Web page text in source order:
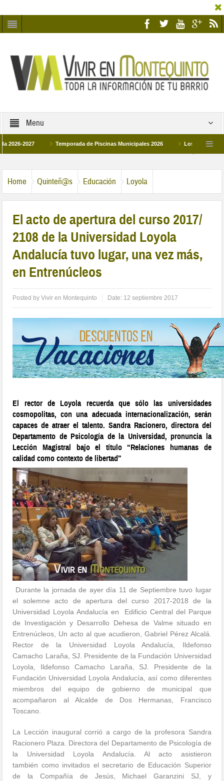
Menu
Temporada de Piscinas Municipales 2026 Los Campus de
Home Quinteñ@s Educación Loyola
El acto de apertura del curso 2017/
2108 de la Universidad Loyola
Andalucía tuvo lugar, una vez más,
en Entrenúcleos
Posted byVivir en Montequinto Date: 12 septiembre 2017
El rector de Loyola recuerda que sólo las universidades
cosmopolitas, con una adecuada internacionalización, serán
capaces de atraer el talento. Sandra Racionero, directora del
Departamento de Psicología de la Universidad, pronuncia la
Lección Magistral bajo el título “Relaciones humanas de
calidad como contexto de libertad”
Durante la jornada de ayer día 11 de Septiembre tuvo lugar
el solemne acto de apertura del curso 2017-2018 de la
Universidad Loyola Andalucía en Edificio Central del Parque
de Investigación y Desarrollo Dehesa de Valme situado en
Entrenúcleos, Un acto al que acudieron, Gabriel Pérez Alcalá.
Rector de la Universidad Loyola Andalucía, Ildefonso
Camacho Laraña, SJ. Presidente de la Fundación Universidad
Loyola, Ildefonso Camacho Laraña, SJ. Presidente de la
Fundación Universidad Loyola Andalucía, así como diferentes
miembros del equipo de gobierno de municipal que
acompañaron al Alcalde de Dos Hermanas, Francisco
Toscano.
La Lección inaugural corrió a cargo de la profesora Sandra
Racionero Plaza. Directora del Departamento de Psicología de
la Universidad Loyola Andalucía. Al acto asistieron
también como invitados el secretario de Educación Superior
de la Compañía de Jesús, Michael Garanzini SJ, y